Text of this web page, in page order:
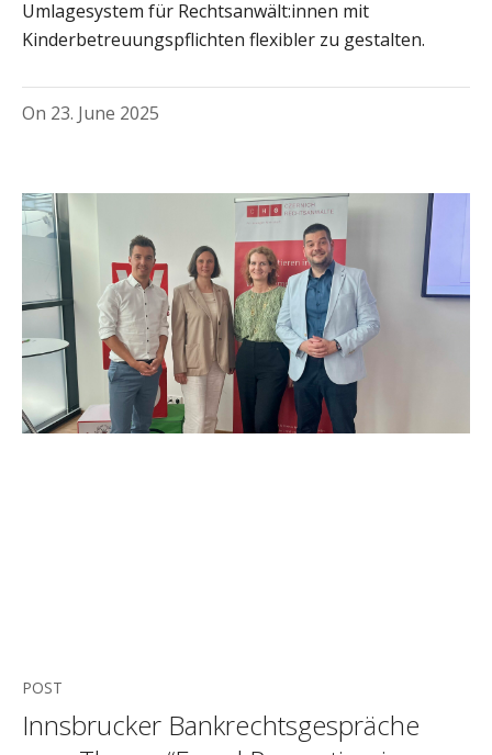
Umlagesystem für Rechtsanwält:innen mit
Kinderbetreuungspflichten flexibler zu gestalten.
On 23. June 2025
POST
Innsbrucker Bankrechtsgespräche